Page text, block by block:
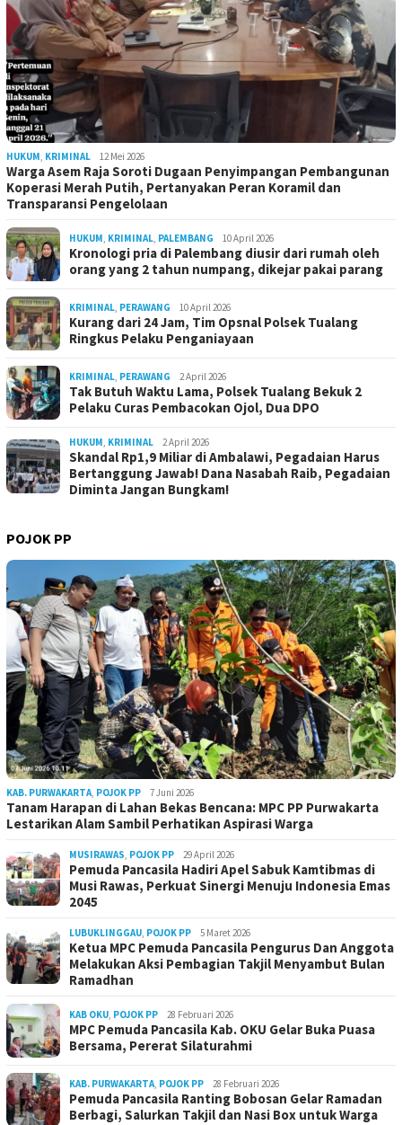
HUKUM, KRIMINAL 12 Mei 2026
Warga Asem Raja Soroti Dugaan Penyimpangan Pembangunan
Koperasi Merah Putih, Pertanyakan Peran Koramil dan
Transparansi Pengelolaan
HUKUM, KRIMINAL, PALEMBANG 10 April 2026
Kronologi pria di Palembang diusir dari rumah oleh
orang yang 2 tahun numpang, dikejar pakai parang
KRIMINAL, PERAWANG 10 April 2026
Kurang dari 24 Jam, Tim Opsnal Polsek Tualang
Ringkus Pelaku Penganiayaan
KRIMINAL, PERAWANG 2 April 2026
Tak Butuh Waktu Lama, Polsek Tualang Bekuk 2
Pelaku Curas Pembacokan Ojol, Dua DPO
HUKUM, KRIMINAL 2 April 2026
Skandal Rp1,9 Miliar di Ambalawi, Pegadaian Harus
Bertanggung Jawab! Dana Nasabah Raib, Pegadaian
Diminta Jangan Bungkam!
POJOK PP
KAB. PURWAKARTA, POJOK PP 7 Juni 2026
Tanam Harapan di Lahan Bekas Bencana: MPC PP Purwakarta
Lestarikan Alam Sambil Perhatikan Aspirasi Warga
MUSIRAWAS, POJOK PP 29 April 2026
Pemuda Pancasila Hadiri Apel Sabuk Kamtibmas di
Musi Rawas, Perkuat Sinergi Menuju Indonesia Emas
2045
LUBUKLINGGAU, POJOK PP 5 Maret 2026
Ketua MPC Pemuda Pancasila Pengurus Dan Anggota
Melakukan Aksi Pembagian Takjil Menyambut Bulan
Ramadhan
KAB OKU, POJOK PP 28 Februari 2026
MPC Pemuda Pancasila Kab. OKU Gelar Buka Puasa
Bersama, Pererat Silaturahmi
KAB. PURWAKARTA, POJOK PP 28 Februari 2026
Pemuda Pancasila Ranting Bobosan Gelar Ramadan
Berbagi, Salurkan Takjil dan Nasi Box untuk Warga